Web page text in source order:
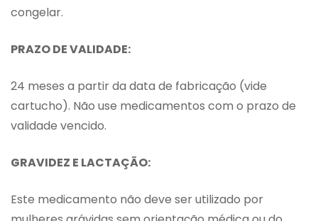
congelar.
PRAZO DE VALIDADE:
24 meses a partir da data de fabricação (vide
cartucho). Não use medicamentos com o prazo de
validade vencido.
GRAVIDEZ E LACTAÇÃO:
Este medicamento não deve ser utilizado por